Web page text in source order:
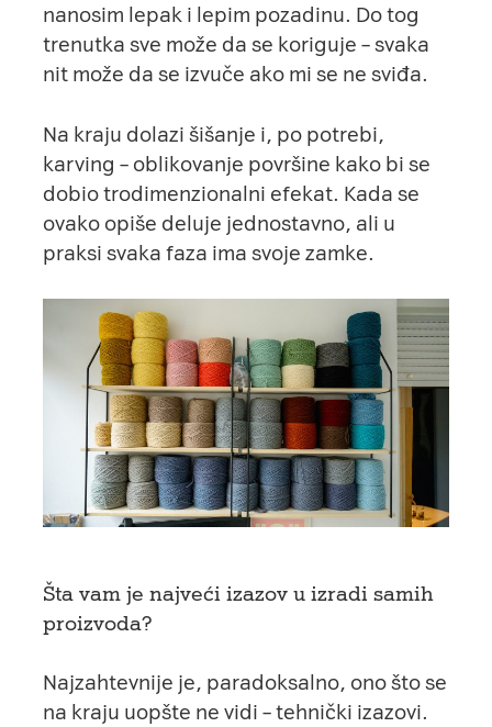
nanosim lepak i lepim pozadinu. Do tog
trenutka sve može da se koriguje – svaka
nit može da se izvuče ako mi se ne sviđa.
Na kraju dolazi šišanje i, po potrebi,
karving – oblikovanje površine kako bi se
dobio trodimenzionalni efekat. Kada se
ovako opiše deluje jednostavno, ali u
praksi svaka faza ima svoje zamke.
Šta vam je najveći izazov u izradi samih
proizvoda?
Najzahtevnije je, paradoksalno, ono što se
na kraju uopšte ne vidi – tehnički izazovi.